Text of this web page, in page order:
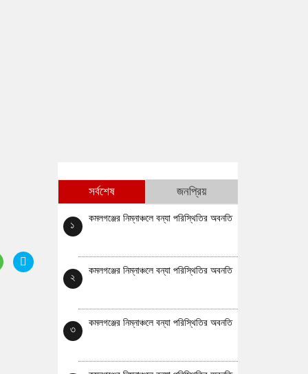
সর্বশেষ জনপ্রিয়
১
কমলগঞ্জের নিম্নাঞ্চলে বন্যা পরিস্থিতির অবনতি
২
কমলগঞ্জের নিম্নাঞ্চলে বন্যা পরিস্থিতির অবনতি
৩
কমলগঞ্জের নিম্নাঞ্চলে বন্যা পরিস্থিতির অবনতি